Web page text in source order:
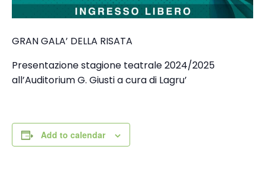
GRAN GALA’ DELLA RISATA
Presentazione stagione teatrale 2024/2025
all’Auditorium G. Giusti a cura di Lagru’
Add to calendar